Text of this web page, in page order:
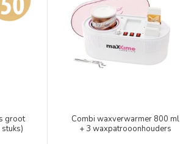
groot
Combi waxverwarmer 800 ml
+ 3 waxpatrooonhouders